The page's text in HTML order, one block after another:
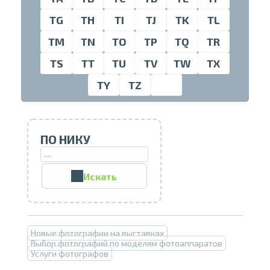
закажите онлайн
Различные форматы и виды
бумаги для ваших фотографий
Доставка по всей Латвии или
Проведите,
TG
TH TI TJ TK
TL
TM
TN TO TP TQ
TR
TS
TT TU TV TW
TX
TY
TZ
ПО НИКУ
Искать
Новые фотографии на выставках
Выбор фотографий по моделям фотоаппаратов
Услуги фотографов